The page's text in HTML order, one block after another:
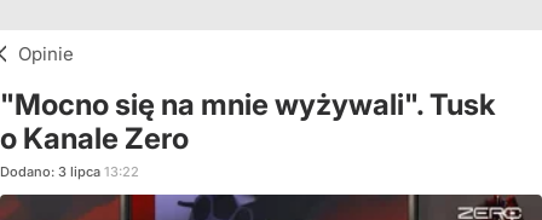
Opinie
"Mocno się na mnie wyżywali". Tusk
o Kanale Zero
Dodano: 3 lipca 13:22